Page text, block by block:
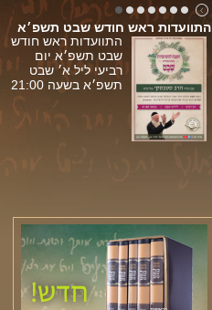
התוועדות ראש חודש שבט תשפ׳א
התוועדות ראש חודש
שבט תשפ׳א יום
רביעי ליל א׳ שבט
תשפ׳א בשעה 21:00